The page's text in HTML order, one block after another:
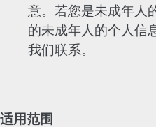
意。若您是未成年人
的未成年人的个人信
我们联系。
适用范围